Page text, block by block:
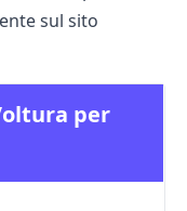
sul sito
per